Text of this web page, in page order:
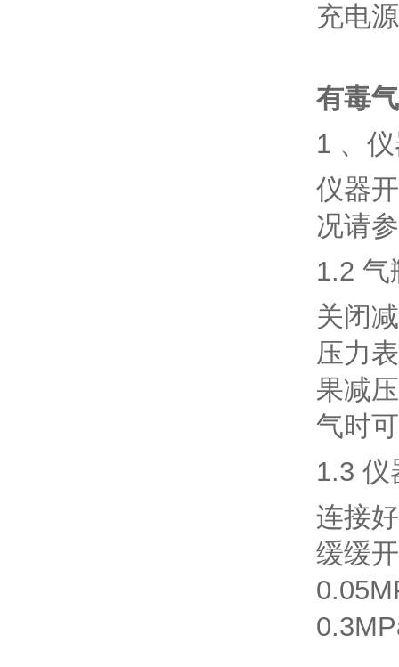
充电
有毒
1 、
仪器
况请
1.2 气
关闭
压力
果减
气时
1.3 仪
连接
缓缓